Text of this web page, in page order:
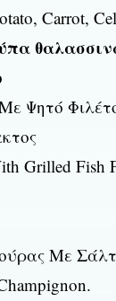
Carrot,
Ψητό
Grilled Fish
Με